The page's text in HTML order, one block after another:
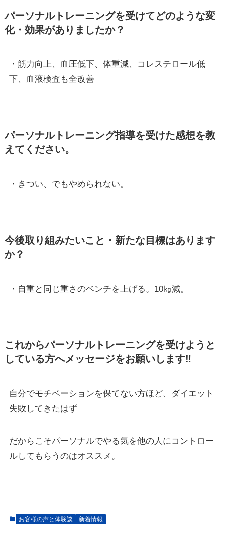
パーソナルトレーニングを受けてどのような変
化・効果がありましたか？
・筋力向上、血圧低下、体重減、コレステロール低
下、血液検査も全改善
パーソナルトレーニング指導を受けた感想を教
えてください。
・きつい、でもやめられない。
今後取り組みたいこと・新たな目標はあります
か？
・自重と同じ重さのベンチを上げる。10㎏減。
これからパーソナルトレーニングを受けようと
している方へメッセージをお願いします‼
自分でモチベーションを保てない方ほど、ダイエット
失敗してきたはず
だからこそパーソナルでやる気を他の人にコントロー
ルしてもらうのはオススメ。
お客様の声と体験談 新着情報